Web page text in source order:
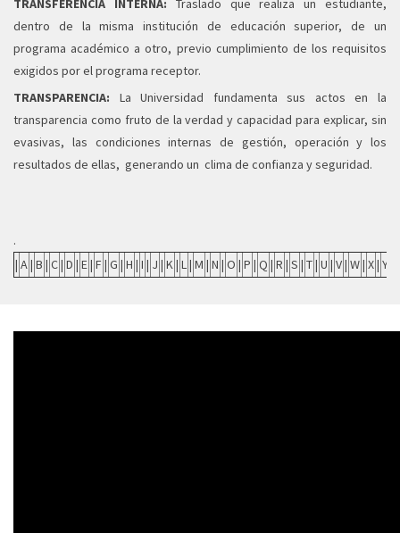
TRANSFERENCIA INTERNA: Traslado que realiza un estudiante,
dentro de la misma institución de educación superior, de un
programa académico a otro, previo cumplimiento de los requisitos
exigidos por el programa receptor.
TRANSPARENCIA: La Universidad fundamenta sus actos en la
transparencia como fruto de la verdad y capacidad para explicar, sin
evasivas, las condiciones internas de gestión, operación y los
resultados de ellas, generando un clima de confianza y seguridad.
.
| A| B | C| D | E| F | G | H | I | J | K| L| M | N | O | P | Q | R | S | T| U | V| W| X| Y